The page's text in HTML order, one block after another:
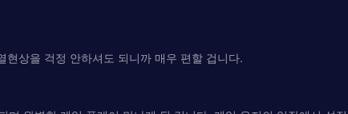
상을 걱정 안하셔도 되니까 매우 편할 겁니다.